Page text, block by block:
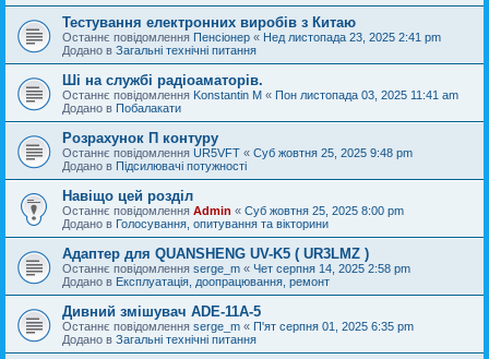
Тестування електронних виробів з Китаю
Останнє повідомлення Пенсіонер « Нед листопада 23, 2025 2:41 pm
Додано в Загальні технічні питання
Ші на службі радіоаматорів.
Останнє повідомлення Konstantin M « Пон листопада 03, 2025 11:41 am
Додано в Побалакати
Розрахунок П контуру
Останнє повідомлення UR5VFT « Суб жовтня 25, 2025 9:48 pm
Додано в Підсилювачі потужності
Навіщо цей розділ
Останнє повідомлення Admin « Суб жовтня 25, 2025 8:00 pm
Додано в Голосування, опитування та вікторини
Адаптер для QUANSHENG UV-K5 ( UR3LMZ )
Останнє повідомлення serge_m « Чет серпня 14, 2025 2:58 pm
Додано в Експлуатація, доопрацювання, ремонт
Дивний змішувач ADE-11A-5
Останнє повідомлення serge_m « П'ят серпня 01, 2025 6:35 pm
Додано в Загальні технічні питання